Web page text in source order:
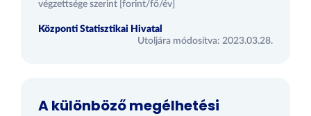
végzettsége szerint [forint/fő/év]
Központi Statisztikai Hivatal
Utoljára módosítva: 2023.03.28.
A különböző megélhetési